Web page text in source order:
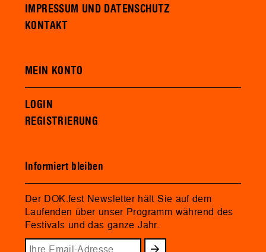
IMPRESSUM UND DATENSCHUTZ
KONTAKT
MEIN KONTO
LOGIN
REGISTRIERUNG
Informiert bleiben
Der DOK.fest Newsletter hält Sie auf dem
Laufenden über unser Programm während des
Festivals und das ganze Jahr.